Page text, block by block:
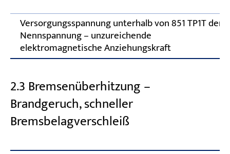
Versorgungsspannung unterhalb von 851 TP1T der
Nennspannung – unzureichende
elektromagnetische Anziehungskraft
2.3 Bremsenüberhitzung –
Brandgeruch, schneller
Bremsbelagverschleiß